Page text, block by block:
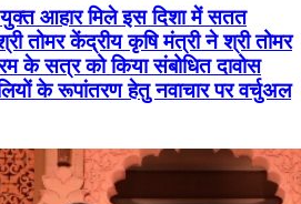
युक्त आहार मिले इस दिशा में सतत
तोमर केंद्रीय कृषि मंत्री ने श्री तोमर
के सत्र को किया संबोधित दावोस
के रूपांतरण हेतु नवाचार पर वर्चुअल